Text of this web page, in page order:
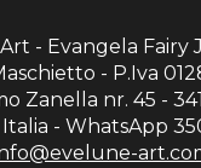
- Evangela Fairy
- P.Iva
Zanella nr. 45 -
- WhatsApp